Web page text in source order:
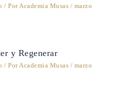
/ PorAcademia Musas / marzo
y Regenerar
/ PorAcademia Musas / marzo